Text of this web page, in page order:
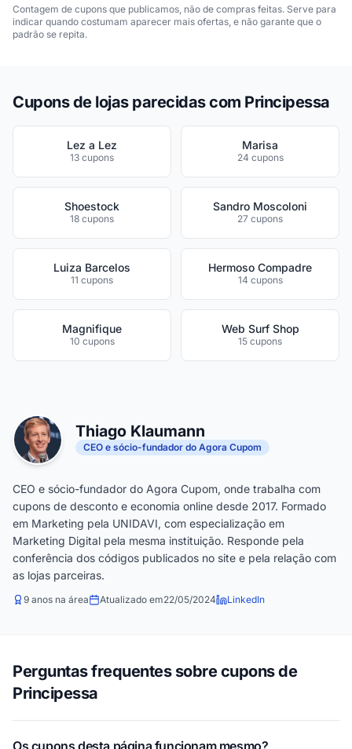
Contagem de cupons que publicamos, não de compras feitas. Serve para
indicar quando costumam aparecer mais ofertas, e não garante que o
padrão se repita.
Cupons de lojas parecidas com Principessa
Lez a Lez
13 cupons
Marisa
24 cupons
Shoestock
18 cupons
Sandro Moscoloni
27 cupons
Luiza Barcelos
11 cupons
Hermoso Compadre
14 cupons
Magnifique
10 cupons
Web Surf Shop
15 cupons
Thiago Klaumann
CEO e sócio-fundador do Agora Cupom
CEO e sócio-fundador do Agora Cupom, onde trabalha com
cupons de desconto e economia online desde 2017. Formado
em Marketing pela UNIDAVI, com especialização em
Marketing Digital pela mesma instituição. Responde pela
conferência dos códigos publicados no site e pela relação com
as lojas parceiras.
9 anos na área Atualizado em22/05/2024 LinkedIn
Perguntas frequentes sobre cupons de
Principessa
Os cupons desta página funcionam mesmo?